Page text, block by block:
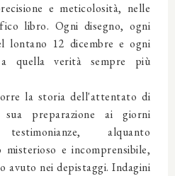
e meticolosità, nelle
libro. Ogni disegno, ogni
12 dicembre e ogni
quella verità sempre più
la storia dell'attentato di
sua preparazione ai giorni
alquanto
e incomprensibile,
avuto nei depistaggi. Indagini